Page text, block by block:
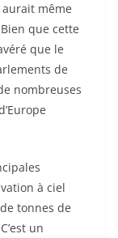
même
que cette
que le
de
nombreuses
à ciel
tonnes de
un